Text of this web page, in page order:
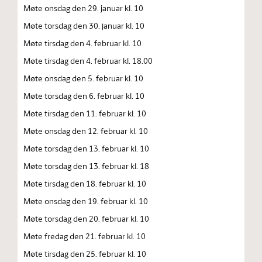
Møte onsdag den 29. januar kl. 10
Møte torsdag den 30. januar kl. 10
Møte tirsdag den 4. februar kl. 10
Møte tirsdag den 4. februar kl. 18.00
Møte onsdag den 5. februar kl. 10
Møte torsdag den 6. februar kl. 10
Møte tirsdag den 11. februar kl. 10
Møte onsdag den 12. februar kl. 10
Møte torsdag den 13. februar kl. 10
Møte torsdag den 13. februar kl. 18
Møte tirsdag den 18. februar kl. 10
Møte onsdag den 19. februar kl. 10
Møte torsdag den 20. februar kl. 10
Møte fredag den 21. februar kl. 10
Møte tirsdag den 25. februar kl. 10